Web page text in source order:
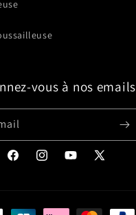
vous à nos emails
FacebookInstagramYouTube
X